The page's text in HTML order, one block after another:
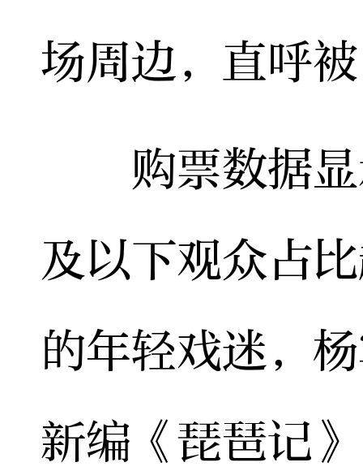
场周边，直呼
购票数据显
及以下观众占
的年轻戏迷，
新编《琵琶记